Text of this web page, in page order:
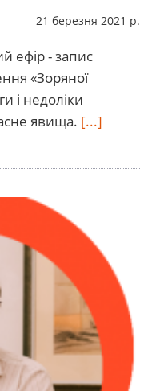
21 березня 2021 р.
ефір - запис
«Зоряної
і недоліки
явища. [...]